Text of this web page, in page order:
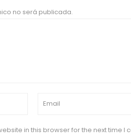
no será publicada.
in this browser for the next time I